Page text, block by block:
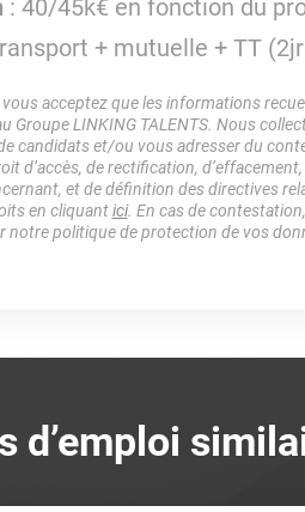
: 40/45k€ en fonction du
+ mutuelle + TT
acceptez que les informations
Groupe LINKING TALENTS. Nous
candidats et/ou vous adresser du
d’accès, de rectification,
et de définition des directives
en cliquantici. En cas de
notre politique de protection de vos
d’emploi